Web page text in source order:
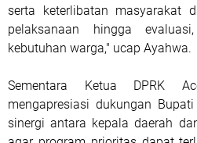
serta keterlibatan masyarakat
pelaksanaan hingga
kebutuhan warga," ucap Ayahwa.
Sementara Ketua DPRK
mengapresiasi dukungan
sinergi antara kepala daerah